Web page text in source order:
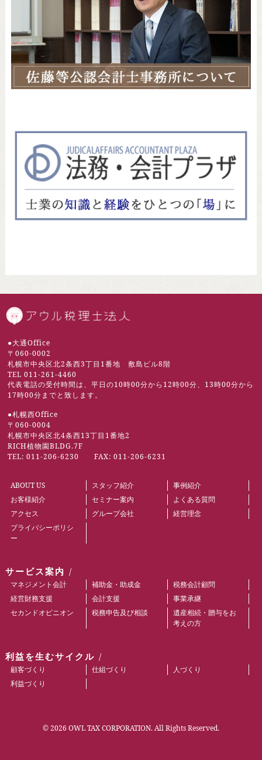
●大通Office
〒060-0002
札幌市中央区北2条西3丁目1番地 敷島ビル8階
TEL 011-261-4460
代表電話の受付時間は、平日の10時00分から12時00分、13時00分から
17時00分までと致します。
●札幌西Office
〒060-0004
札幌市中央区北4条西13丁目1番地2
RICH植物園BLDG.7F
TEL: 011-206-6230 FAX: 011-206-6231
ABOUT US スタッフ紹介
事例紹介
お客様紹介
セミナー案内
よくある質問
アクセス
グループ会社
経営理念
プライバシーポリシ
ー
サービス案内
マネジメント会計 補助金・助成金
税務会計顧問
経営財務支援
会計支援
事業承継
セカンドオピニオン
税務申告及び相談
遺産相続・贈与をお
考えの方
利益を生むサイクル
顧客づくり 仕組づくり
人づくり
利益づくり
© 2026 OWL TAX CORPORATION. All Rights Reserved.